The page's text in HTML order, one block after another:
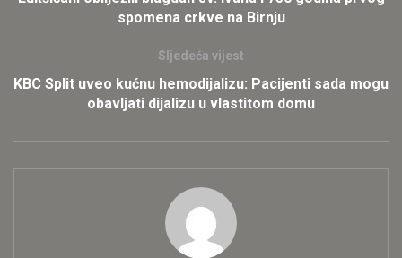
spomena crkve na Birnju
Sljedeća vijest
KBC Split uveo kućnu hemodijalizu: Pacijenti sada mogu
obavljati dijalizu u vlastitom domu